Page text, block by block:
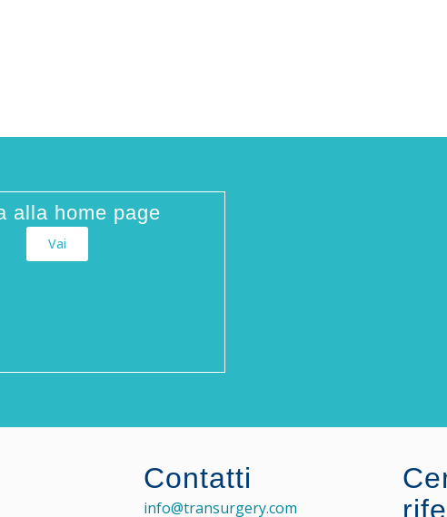
alla home page
Vai
Contatti
info@transurgery.com